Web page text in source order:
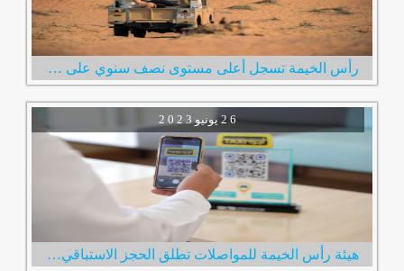
رأس الخيمة تسجل أعلى مستوى نصف سنوي على الإطلاق في عدد الزوار الإمارة استقبلت 600 ألف زائر خلال النصف الأول من العام
2 0 2 3 يونيو2 6
هيئة رأس الخيمة للمواصلات تطلق الحجز الاستباقي لخدمة مركبات الأجرة عبر رمز الاستجابة السريع